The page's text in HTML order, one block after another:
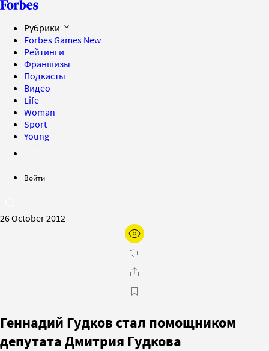
Рубрики
Forbes Games New
Рейтинги
Франшизы
Подкасты
Видео
Life
Woman
Sport
Young
Войти
26 October 2012
Геннадий Гудков стал помощником
депутата Дмитрия Гудкова